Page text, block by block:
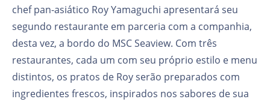
chef pan-asiático Roy Yamaguchi apresentará seu
segundo restaurante em parceria com a companhia,
desta vez, a bordo do MSC Seaview. Com três
restaurantes, cada um com seu próprio estilo e menu
distintos, os pratos de Roy serão preparados com
ingredientes frescos, inspirados nos sabores de sua